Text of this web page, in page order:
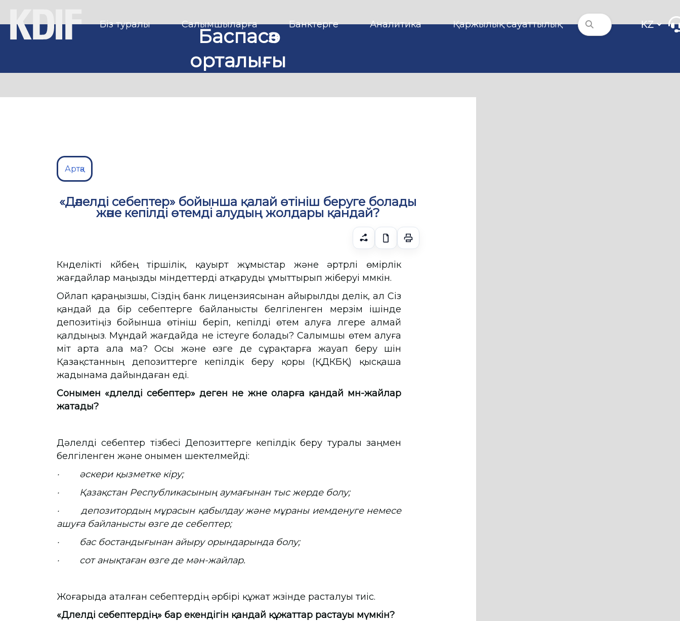
Біз туралы Салымшыларға Банктерге Аналитика Қаржылық сауаттылық
Баспасөз
орталығы
Артқа
«Дәлелді себептер» бойынша қалай өтініш беруге болады
және кепілді өтемді алудың жолдары қандай?
Күнделікті күйбең тіршілік, қауырт жұмыстар және әртүрлі өмірлік
жағдайлар маңызды міндеттерді атқаруды ұмыттырып жіберуі мүмкін.
Ойлап қараңызшы, Сіздің банк лицензиясынан айырылды делік, ал Сіз
қандай да бір себептерге байланысты белгіленген мерзім ішінде
депозитіңіз бойынша өтініш беріп, кепілді өтем алуға үлгере алмай
қалдыңыз. Мұндай жағдайда не істеуге болады? Салымшы өтем алуға
үміт арта ала ма? Осы және өзге де сұрақтарға жауап беру үшін
Қазақстанның депозиттерге кепілдік беру қоры (ҚДКБҚ) қысқаша
жадынама дайындаған еді.
Сонымен «дәлелді себептер» деген не және оларға қандай мән-жайлар
жатады?
Дәлелді себептер тізбесі Депозиттерге кепілдік беру туралы заңмен
белгіленген және онымен шектелмейді:
· әскери қызметке кіру;
· Қазақстан Республикасының аумағынан тыс жерде болу;
· депозитордың мұрасын қабылдау және мұраны иемденуге немесе
ашуға байланысты өзге де себептер;
· бас бостандығынан айыру орындарында болу;
· сот анықтаған өзге де мән-жайлар.
Жоғарыда аталған себептердің әрбірі құжат жүзінде расталуы тиіс.
«Дәлелді себептердің» бар екендігін қандай құжаттар растауы мүмкін?